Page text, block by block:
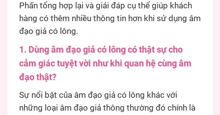
Phấn tổng hợp lại và giải đáp cụ thể giúp khách
hàng có thêm nhiều thông tin hơn khi sử dụng âm
đạo giả có lông.
1. Dùng âm đạo giả có lông có thật sự cho
cảm giác tuyệt vời như khi quan hệ cùng âm
đạo thật?
Sự nổi bật của âm đạo giả có lông khác với
những loại âm đạo giả thông thường đó chính là